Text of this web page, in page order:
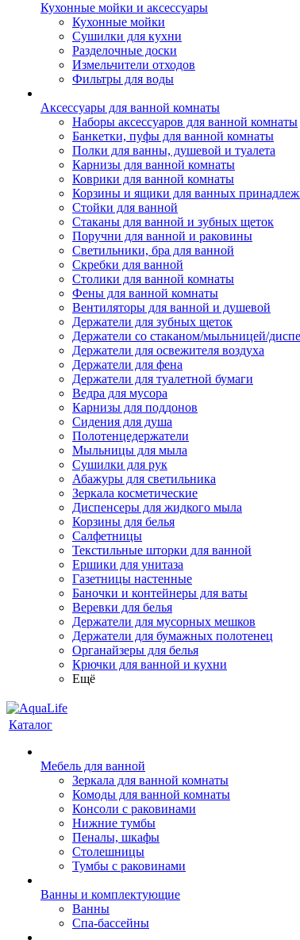
Кухонные мойки и аксессуары
Кухонные мойки
Сушилки для кухни
Разделочные доски
Измельчители отходов
Фильтры для воды
Аксессуары для ванной комнаты
Наборы аксессуаров для ванной комнаты
Банкетки, пуфы для ванной комнаты
Полки для ванны, душевой и туалета
Карнизы для ванной комнаты
Коврики для ванной комнаты
Корзины и ящики для ванных
Стойки для ванной
Стаканы для ванной и зубных щеток
Поручни для ванной и раковины
Светильники, бра для ванной
Скребки для ванной
Столики для ванной комнаты
Фены для ванной комнаты
Вентиляторы для ванной и душевой
Держатели для зубных щеток
Держатели со стаканом/мыльницей/
Держатели для освежителя воздуха
Держатели для фена
Держатели для туалетной бумаги
Ведра для мусора
Карнизы для поддонов
Сидения для душа
Полотенцедержатели
Мыльницы для мыла
Сушилки для рук
Абажуры для светильника
Зеркала косметические
Диспенсеры для жидкого мыла
Корзины для белья
Салфетницы
Текстильные шторки для ванной
Ершики для унитаза
Газетницы настенные
Баночки и контейнеры для ваты
Веревки для белья
Держатели для мусорных мешков
Держатели для бумажных полотенец
Органайзеры для белья
Крючки для ванной и кухни
Ещё
Каталог
Мебель для ванной
Зеркала для ванной комнаты
Комоды для ванной комнаты
Консоли с раковинами
Нижние тумбы
Пеналы, шкафы
Столешницы
Тумбы с раковинами
Ванны и комплектующие
Ванны
Спа-бассейны